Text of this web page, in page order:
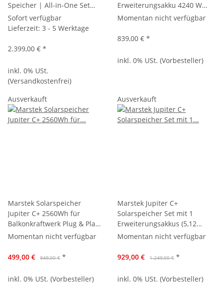
Speicher | All-in-One Set
mit 2.2kW AC-Kopplung &
Notstromfunktion (IP65)
Sofort verfügbar
Lieferzeit: 3 - 5 Werktage
2.399,00 € *
inkl. 0% USt.
(Versandkostenfrei)
Erweiterungsakku 4240 Wh,
Solarspeicher 4MPPT
Plug & Play Speicherlösung
Anlage, mit Smart Meter
Momentan nicht verfügbar
839,00 € *
inkl. 0% USt. (Vorbesteller)
Ausverkauft
Marstek Solarspeicher
Jupiter C+ 2560Wh für
Balkonkraftwerk Plug & Play
Speicher für PV Anlage,
Solarbank für Haus Balkon
Speicher mit Smart Meter
Momentan nicht verfügbar
499,00 € 849,00 € *
inkl. 0% USt. (Vorbesteller)
Ausverkauft
Marstek Jupiter C+
Solarspeicher Set mit 1
Erweiterungsakkus (5,12
kWh) – Balkonkraftwerk
Stromspeicher mit Smart
Momentan nicht verfügbar
929,00 € 1.249,00 € *
inkl. 0% USt. (Vorbesteller)